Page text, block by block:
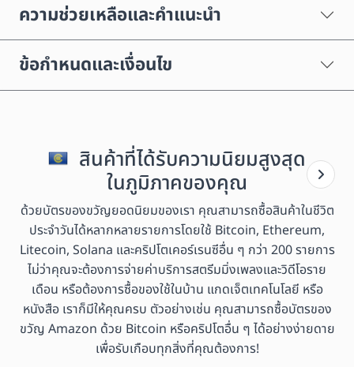
ความช่วยเหลือและคำแนะนำ
ข้อกำหนดและเงื่อนไข
สินค้าที่ได้รับความนิยมสูงสุด
ในภูมิภาคของคุณ
ด้วยบัตรของขวัญยอดนิยมของเรา คุณสามารถซื้อสินค้าในชีวิต
ประจำวันได้หลากหลายรายการโดยใช้ Bitcoin, Ethereum,
Litecoin, Solana และคริปโตเคอร์เรนซีอื่น ๆ กว่า 200 รายการ
ไม่ว่าคุณจะต้องการจ่ายค่าบริการสตรีมมิ่งเพลงและวิดีโอราย
เดือน หรือต้องการซื้อของใช้ในบ้าน แกดเจ็ตเทคโนโลยี หรือ
หนังสือ เราก็มีให้คุณครบ ตัวอย่างเช่น คุณสามารถซื้อบัตรของ
ขวัญ Amazon ด้วย Bitcoin หรือคริปโตอื่น ๆ ได้อย่างง่ายดาย
เพื่อรับเกือบทุกสิ่งที่คุณต้องการ!